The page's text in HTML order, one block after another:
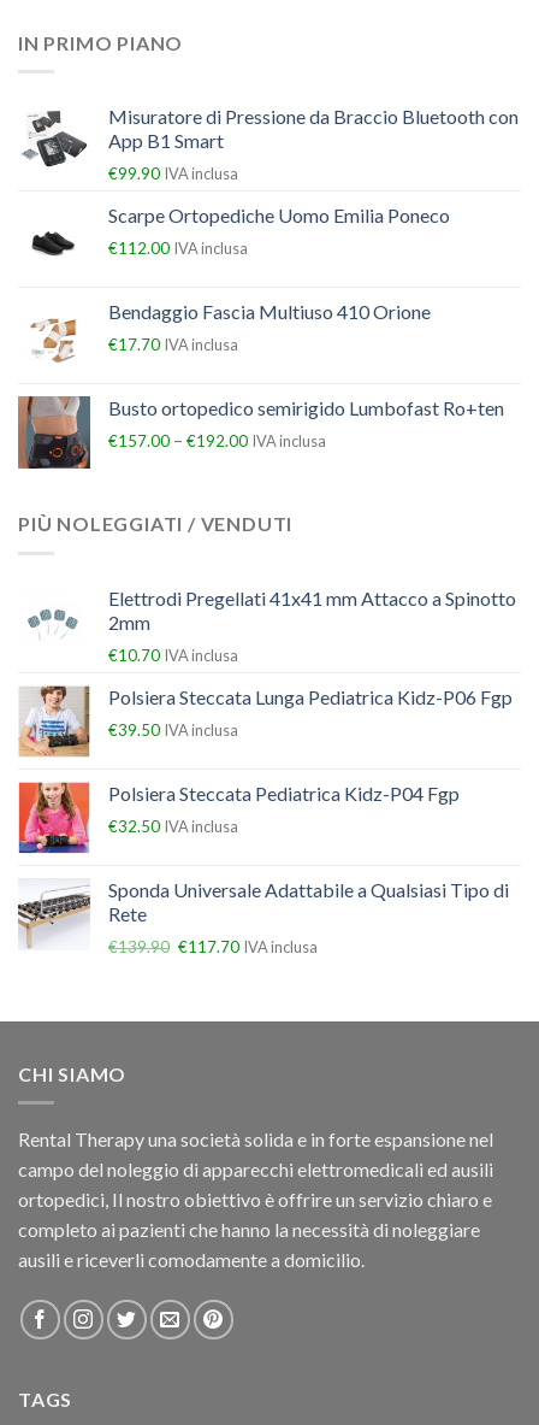
IN PRIMO PIANO
Misuratore di Pressione da Braccio Bluetooth con
App B1 Smart
€99.90 IVA inclusa
Scarpe Ortopediche Uomo Emilia Poneco
€112.00 IVA inclusa
Bendaggio Fascia Multiuso 410 Orione
€17.70 IVA inclusa
Busto ortopedico semirigido Lumbofast Ro+ten
€157.00 – €192.00 IVA inclusa
PIÙ NOLEGGIATI / VENDUTI
Elettrodi Pregellati 41x41 mm Attacco a Spinotto
2mm
€10.70 IVA inclusa
Polsiera Steccata Lunga Pediatrica Kidz-P06 Fgp
€39.50 IVA inclusa
Polsiera Steccata Pediatrica Kidz-P04 Fgp
€32.50 IVA inclusa
Sponda Universale Adattabile a Qualsiasi Tipo di
Rete
€139.90 €117.70 IVA inclusa
CHI SIAMO
Rental Therapy una società solida e in forte espansione nel
campo del noleggio di apparecchi elettromedicali ed ausili
ortopedici, Il nostro obiettivo è offrire un servizio chiaro e
completo ai pazienti che hanno la necessità di noleggiare
ausili e riceverli comodamente a domicilio.
TAGS